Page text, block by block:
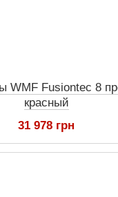
WMF Fusiontec 8
красный
31 978 грн